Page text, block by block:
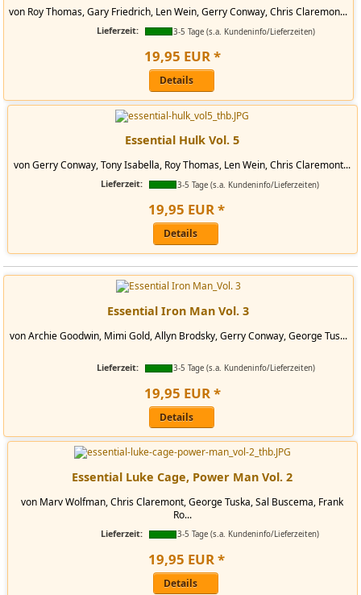
von Roy Thomas, Gary Friedrich, Len Wein, Gerry Conway, Chris Claremon...
Lieferzeit: 3-5 Tage (s.a. Kundeninfo/Lieferzeiten)
19,95 EUR*
Details
Essential Hulk Vol. 5
von Gerry Conway, Tony Isabella, Roy Thomas, Len Wein, Chris Claremont...
Lieferzeit: 3-5 Tage (s.a. Kundeninfo/Lieferzeiten)
19,95 EUR*
Details
Essential Iron Man Vol. 3
von Archie Goodwin, Mimi Gold, Allyn Brodsky, Gerry Conway, George Tus...
Lieferzeit: 3-5 Tage (s.a. Kundeninfo/Lieferzeiten)
19,95 EUR*
Details
Essential Luke Cage, Power Man Vol. 2
von Marv Wolfman, Chris Claremont, George Tuska, Sal Buscema, Frank
Ro...
Lieferzeit: 3-5 Tage (s.a. Kundeninfo/Lieferzeiten)
19,95 EUR*
Details